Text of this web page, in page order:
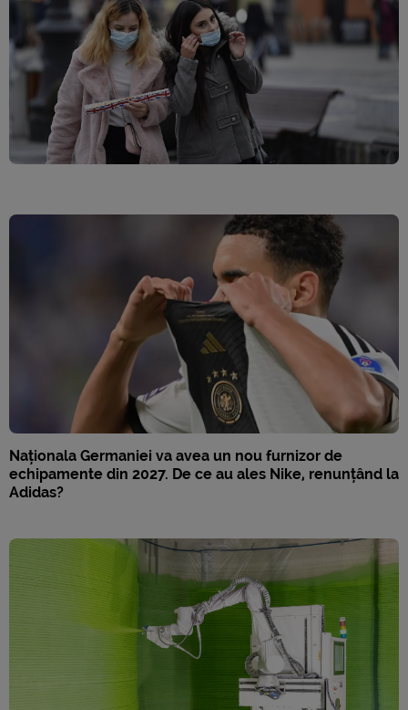
Naționala Germaniei va avea un nou furnizor de
echipamente din 2027. De ce au ales Nike, renunțând la
Adidas?